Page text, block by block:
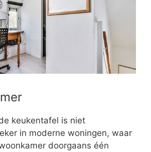
keukentafel is niet
in moderne woningen, waar
doorgaans één